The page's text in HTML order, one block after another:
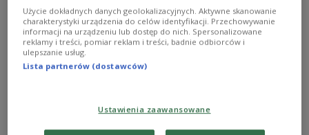
*ojciec to Ryszard Wagner, dziadek to Franciszek Liszt
Program:
Siegfried Wagner - Koncert skrzypcowy
Rheinland-Pfalz, dyr. Werner Andreas Albert
Użycie dokładnych danych geolokalizacyjnych. Aktywne skanowanie
charakterystyki urządzenia do celów identyfikacji. Przechowywanie
informacji na urządzeniu lub dostęp do nich. Spersonalizowane
reklamy i treści, pomiar reklam i treści, badnie odbiorców i
ulepszanie usług.
Lista partnerów (dostawców)
Ustawienia zaawansowane